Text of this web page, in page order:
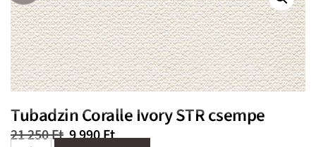
Tubadzin Coralle Ivory STR csempe
21 250Ft 9 990Ft